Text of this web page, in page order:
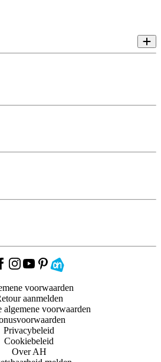
voorwaarden
aanmelden
algemene voorwaarden
Privacybeleid
Cookiebeleid
Over AH